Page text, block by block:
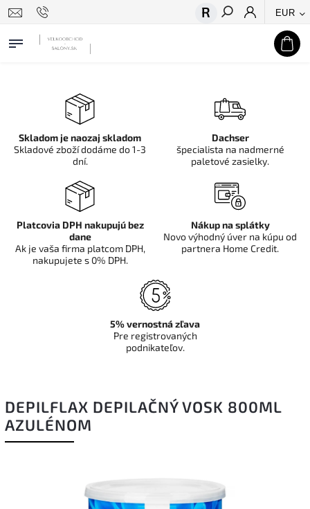
EUR
Hľadať
DEPILFLAX DEPILAČNÝ VOSK 800ML
AZULÉNOM
Skladom je naozaj skladom
Skladové zboží dodáme do 1-3
dní.
Dachser
špecialista na nadmerné
paletové zasielky.
Platcovia DPH nakupujú bez
dane
Ak je vaša firma platcom DPH,
nakupujete s 0% DPH.
Nákup na splátky
Novo výhodný úver na kúpu od
partnera Home Credit.
5% vernostná zľava
Pre registrovaných
podnikateľov.